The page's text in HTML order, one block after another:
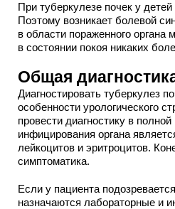
При туберкулезе почек у
Поэтому возникает болевой
в области пораженного
в состоянии покоя никаких
Общая
Диагностировать туберкулез
особенности урологического
провести диагностику в
инфицирования органа
лейкоцитов и эритроцитов.
симптоматика.
Если у пациента
назначаются лабораторные и